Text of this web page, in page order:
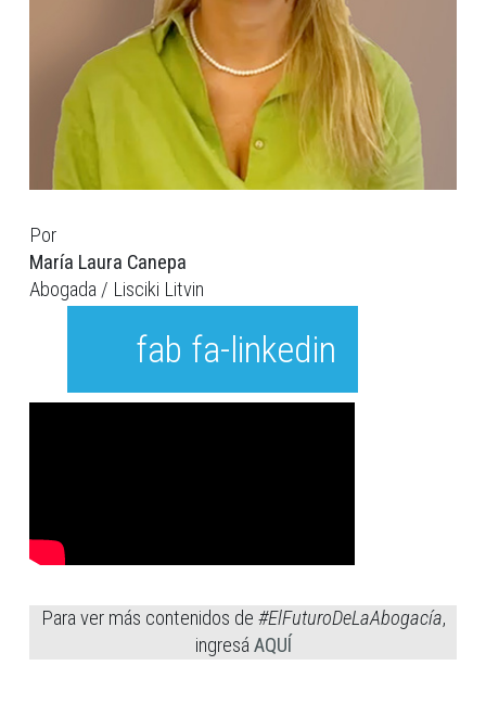
Por
María Laura Canepa
Abogada / Lisciki Litvin
fab fa-linkedin
Para ver más contenidos de #ElFuturoDeLaAbogacía,
ingresáAQUÍ